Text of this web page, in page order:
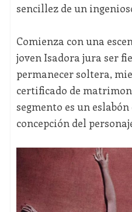
sencillez de un
Comienza con una
joven Isadora jura ser
permanecer soltera,
certificado de
segmento es un
concepción del